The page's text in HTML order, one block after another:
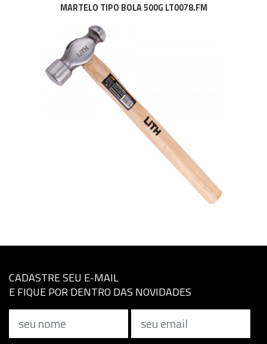
MARTELO TIPO BOLA 500G LT0078.FM
CADASTRE SEU E-MAIL
E FIQUE POR DENTRO DAS NOVIDADES